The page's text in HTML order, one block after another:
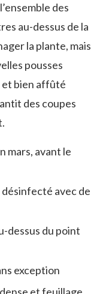
des
au-dessus de la
la plante, mais
pousses
et bien affûté
des coupes
mars, avant le
avec de
dessus du point
exception